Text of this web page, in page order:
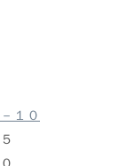
１０